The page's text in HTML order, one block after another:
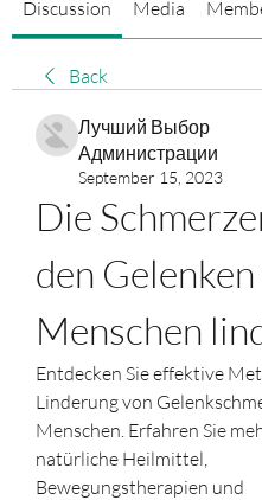
Discussion Media
Back
Лучший Выбор
Администрации
September 15, 2023
Die
den
Menschen
Entdecken Sie effektive
Linderung von
Menschen. Erfahren Sie
natürliche Heilmittel,
Bewegungstherapien und